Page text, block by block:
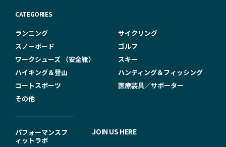
CATEGORIES
ランニング
サイクリング
スノーボード
ゴルフ
ワークシューズ （安全靴）
スキー
ハイキング＆登山
ハンティング＆フィッシング
コートスポーツ
医療装具／サポーター
その他
F
パフォーマンスフ
ィットラボ
JOIN US HERE